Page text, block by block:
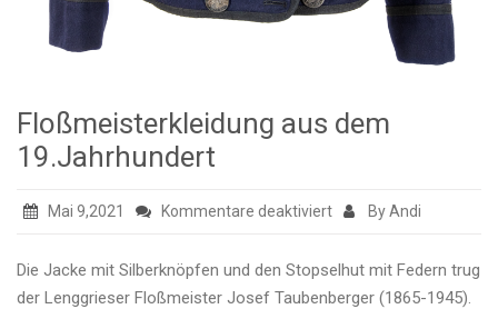
Floßmeisterkleidung aus dem
19.Jahrhundert
Mai 9,2021 Kommentare deaktiviertfür
aus
dem
By Andi
Die Jacke mit Silberknöpfen und den Stopselhut mit Federn trug
der Lenggrieser Floßmeister Josef Taubenberger (1865-1945).